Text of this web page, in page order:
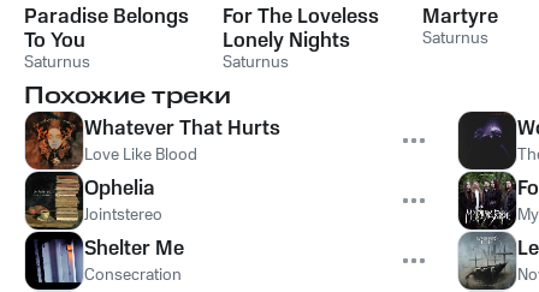
Paradise Belongs
To You
Saturnus
For The Loveless
Lonely Nights
(2010 Re-release)
Saturnus
Martyre
Saturnus
Похожие треки
Whatever That Hurts
Love Like Blood
Ophelia
Jointstereo
Shelter Me
Consecration